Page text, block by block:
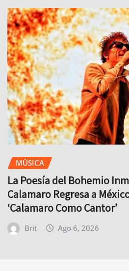
MÚSICA
La Poesía del Bohemio
Calamaro Regresa a
‘Calamaro Como Cantor’
Brit Ago 6, 2026